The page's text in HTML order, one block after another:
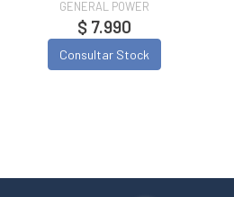
GENERAL POWER
$ 7.990
Consultar Stock